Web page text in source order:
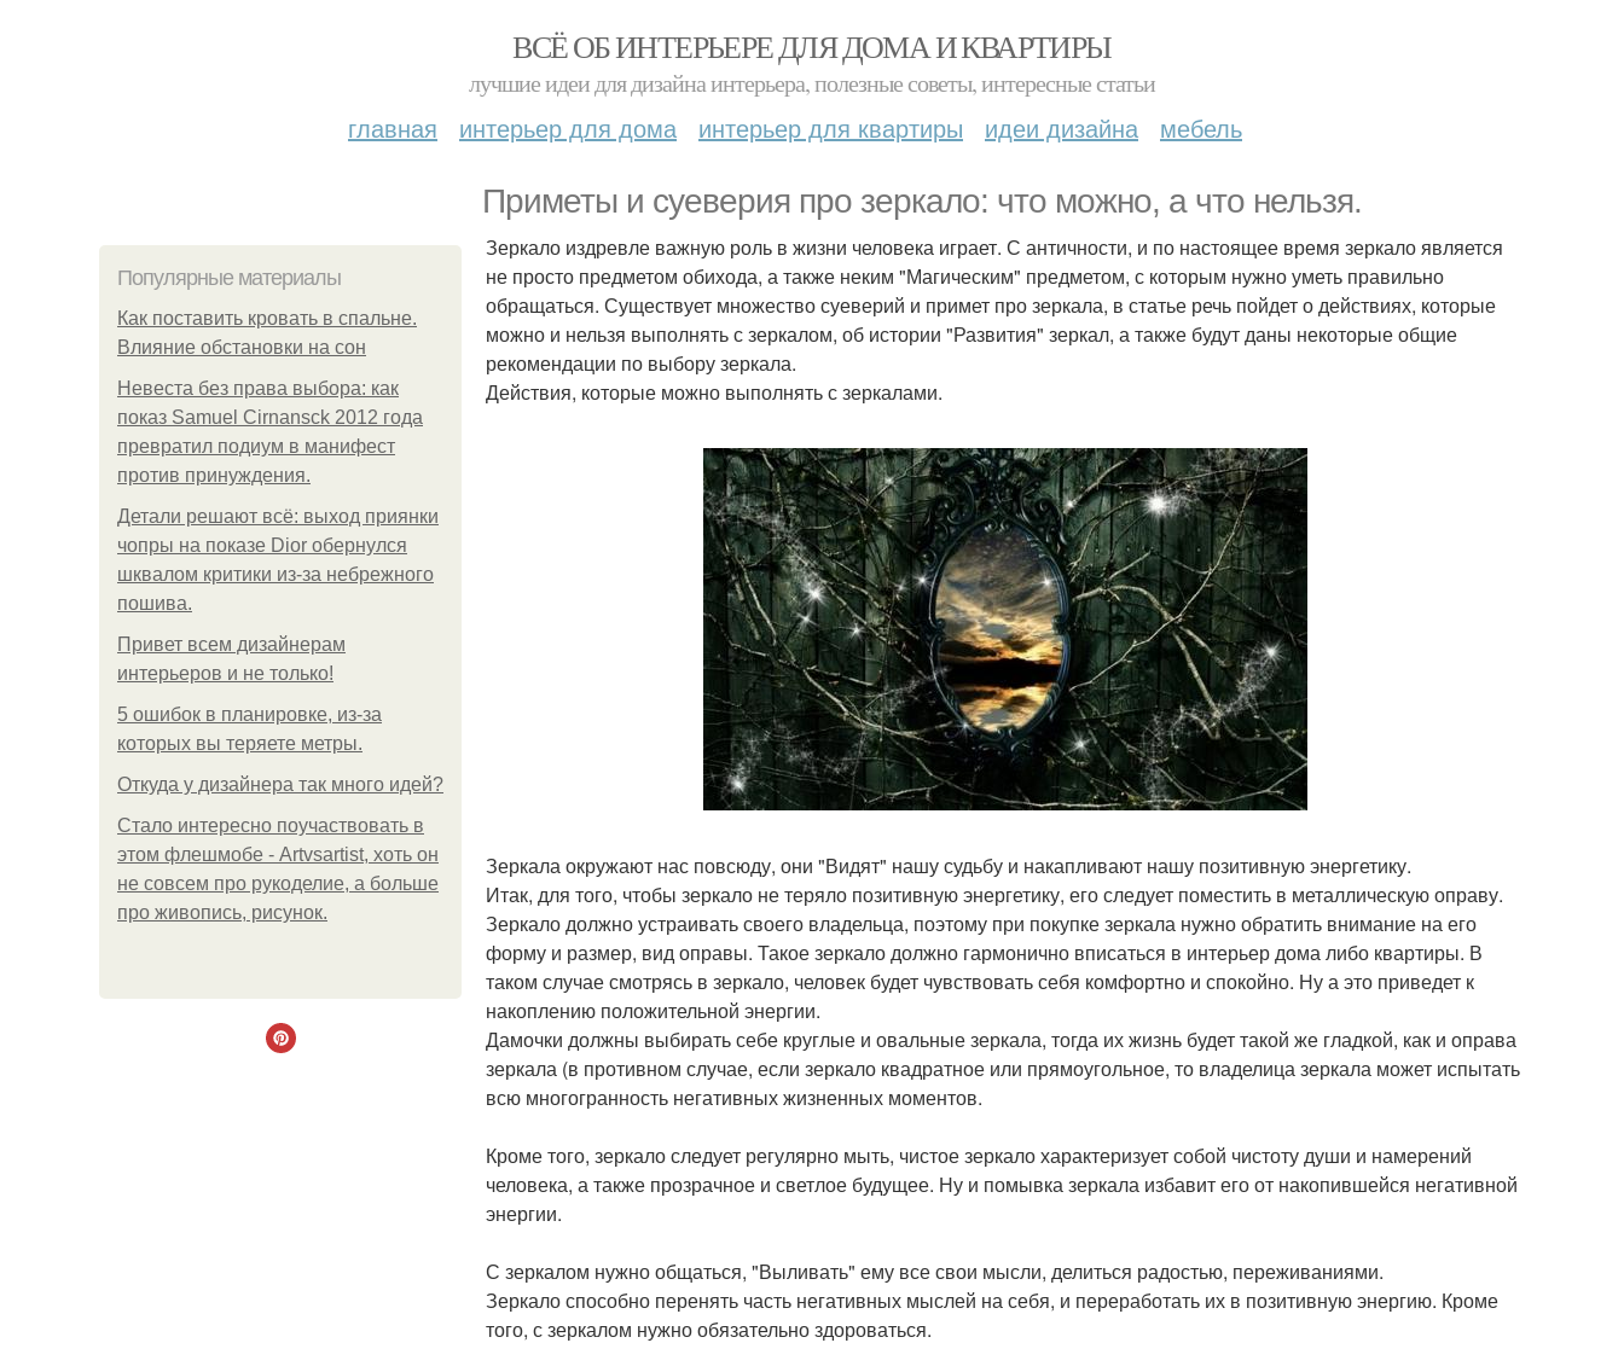
ВСЁ ОБ ИНТЕРЬЕРЕ ДЛЯ ДОМА И КВАРТИРЫ
лучшие идеи для дизайна интерьера, полезные советы, интересные статьи
главная интерьер для дома интерьер для квартиры идеи дизайна мебель
Приметы и суеверия про зеркало: что можно, а что нельзя.
Популярные материалы
Как поставить кровать в спальне.
Влияние обстановки на сон
Невеста без права выбора: как
показ Samuel Cirnansck 2012 года
превратил подиум в манифест
против принуждения.
Детали решают всё: выход приянки
чопры на показе Dior обернулся
шквалом критики из-за небрежного
пошива.
Привет всем дизайнерам
интерьеров и не только!
5 ошибок в планировке, из-за
которых вы теряете метры.
Откуда у дизайнера так много идей?
Стало интересно поучаствовать в
этом флешмобе - Artvsartist, хоть он
не совсем про рукоделие, а больше
про живопись, рисунок.
Зеркало издревле важную роль в жизни человека играет. С античности, и по настоящее время зеркало является
не просто предметом обихода, а также неким "Магическим" предметом, с которым нужно уметь правильно
обращаться. Существует множество суеверий и примет про зеркала, в статье речь пойдет о действиях, которые
можно и нельзя выполнять с зеркалом, об истории "Развития" зеркал, а также будут даны некоторые общие
рекомендации по выбору зеркала.
Действия, которые можно выполнять с зеркалами.
Зеркала окружают нас повсюду, они "Видят" нашу судьбу и накапливают нашу позитивную энергетику.
Итак, для того, чтобы зеркало не теряло позитивную энергетику, его следует поместить в металлическую оправу.
Зеркало должно устраивать своего владельца, поэтому при покупке зеркала нужно обратить внимание на его
форму и размер, вид оправы. Такое зеркало должно гармонично вписаться в интерьер дома либо квартиры. В
таком случае смотрясь в зеркало, человек будет чувствовать себя комфортно и спокойно. Ну а это приведет к
накоплению положительной энергии.
Дамочки должны выбирать себе круглые и овальные зеркала, тогда их жизнь будет такой же гладкой, как и оправа
зеркала (в противном случае, если зеркало квадратное или прямоугольное, то владелица зеркала может испытать
всю многогранность негативных жизненных моментов.
Кроме того, зеркало следует регулярно мыть, чистое зеркало характеризует собой чистоту души и намерений
человека, а также прозрачное и светлое будущее. Ну и помывка зеркала избавит его от накопившейся негативной
энергии.
С зеркалом нужно общаться, "Выливать" ему все свои мысли, делиться радостью, переживаниями.
Зеркало способно перенять часть негативных мыслей на себя, и переработать их в позитивную энергию. Кроме
того, с зеркалом нужно обязательно здороваться.